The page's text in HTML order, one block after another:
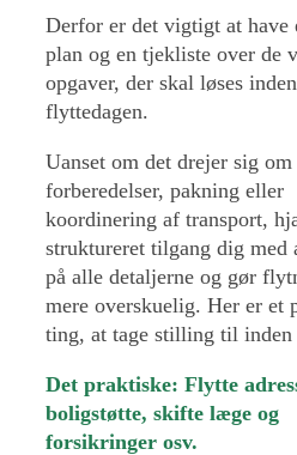
Derfor er det vigtigt at have
plan og en tjekliste over de
opgaver, der skal løses inden
flyttedagen.
Uanset om det drejer sig
forberedelser, pakning eller
koordinering af transport,
struktureret tilgang dig med
på alle detaljerne og gør
mere overskuelig. Her er et
ting, at tage stilling til
Det praktiske: Flytte
boligstøtte, skifte læge og
forsikringer osv.